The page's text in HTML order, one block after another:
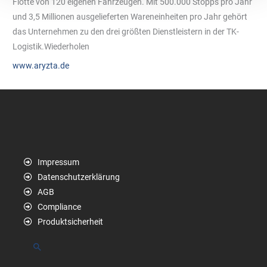
und 3,5 Millionen ausgelieferten Wareneinheiten pro Jahr gehört
das Unternehmen zu den drei größten Dienstleistern in der TK-
Logistik.Wiederholen
www.aryzta.de
Impressum
Datenschutzerklärung
AGB
Compliance
Produktsicherheit
Suchen